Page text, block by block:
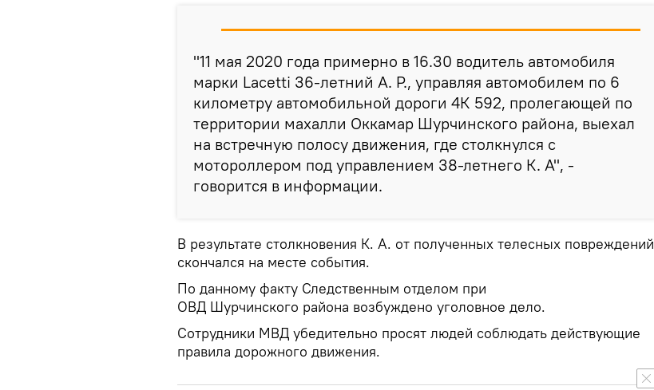
"11 мая 2020 года примерно в 16.30 водитель автомобиля
марки Lacetti 36-летний А. Р., управляя автомобилем по 6
километру автомобильной дороги 4К 592, пролегающей по
территории махалли Оккамар Шурчинского района, выехал
на встречную полосу движения, где столкнулся с
мотороллером под управлением 38-летнего К. А", -
говорится в информации.
В результате столкновения К. А. от полученных телесных повреждений
скончался на месте события.
По данному факту Следственным отделом при
ОВД Шурчинского района возбуждено уголовное дело.
Сотрудники МВД убедительно просят людей соблюдать действующие
правила дорожного движения.